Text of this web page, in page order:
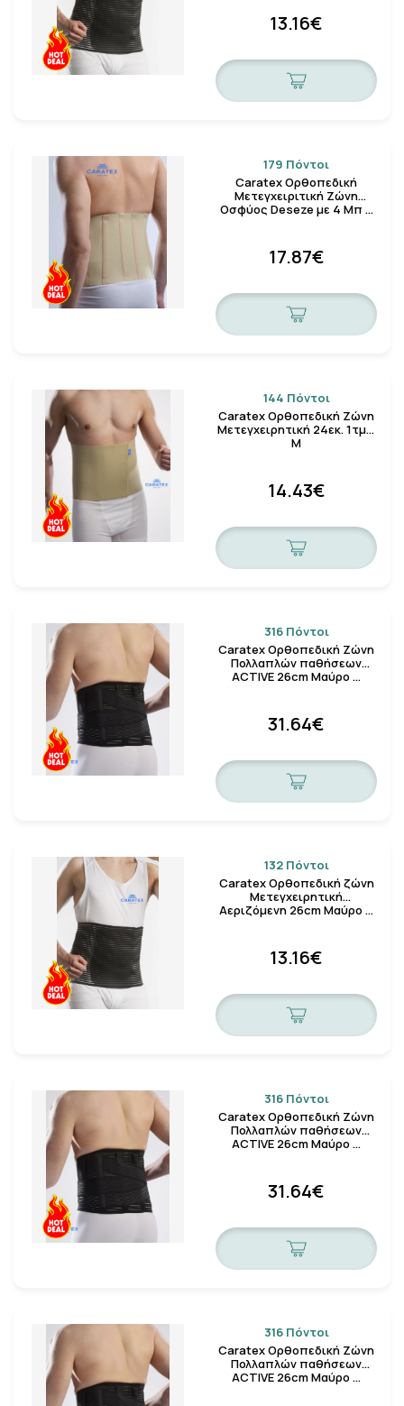
13.16€
179 Πόντοι
Caratex Ορθοπεδική
Μετεγχειριτική Ζώνη
Οσφύος Deseze με 4 Μπ …
17.87€
144 Πόντοι
Caratex Ορθοπεδική Ζώνη
Μετεγχειρητική 24εκ. 1τμχ.
M
14.43€
316 Πόντοι
Caratex Ορθοπεδική Ζώνη
Πολλαπλών παθήσεων
ACTIVE 26cm Μαύρο …
31.64€
132 Πόντοι
Caratex Ορθοπεδική ζώνη
Μετεγχειρητική
Αεριζόμενη 26cm Μαύρο …
13.16€
316 Πόντοι
Caratex Ορθοπεδική Ζώνη
Πολλαπλών παθήσεων
ACTIVE 26cm Μαύρο …
31.64€
316 Πόντοι
Caratex Ορθοπεδική Ζώνη
Πολλαπλών παθήσεων
ACTIVE 26cm Μαύρο …